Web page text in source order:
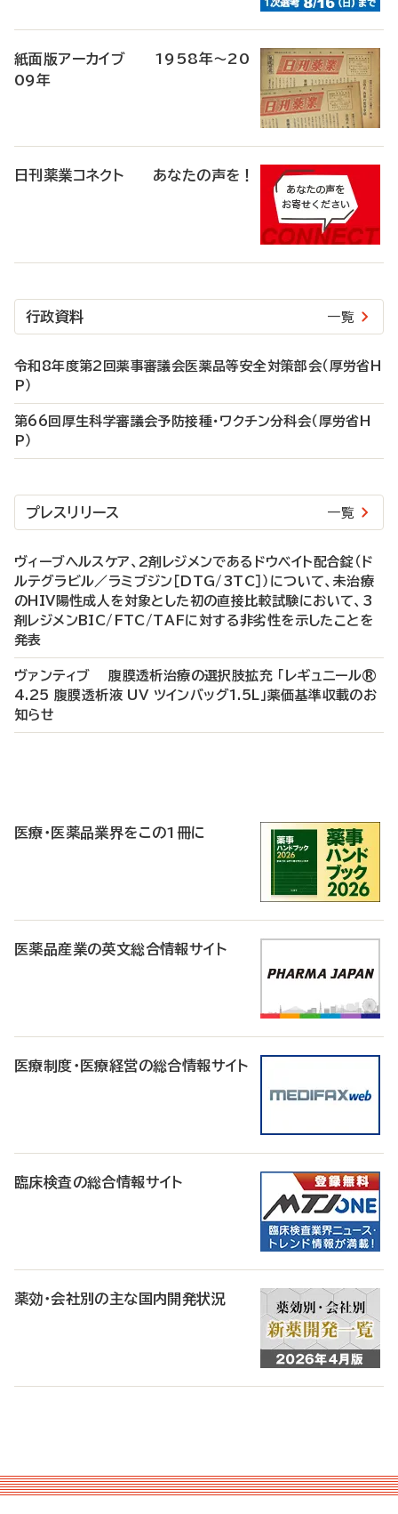
紙面版アーカイブ 1958年～20
09年
日刊薬業コネクト あなたの声を！
行政資料 一覧
令和8年度第2回薬事審議会医薬品等安全対策部会（厚労省H
P）
第66回厚生科学審議会予防接種・ワクチン分科会（厚労省H
P）
プレスリリース 一覧
ヴィーブヘルスケア、2剤レジメンであるドウベイト配合錠（ド
ルテグラビル／ラミブジン［DTG/3TC］）について、未治療
のHIV陽性成人を対象とした初の直接比較試験において、3
剤レジメンBIC/FTC/TAFに対する非劣性を示したことを
発表
ヴァンティブ 腹膜透析治療の選択肢拡充 「レギュニール®
4.25 腹膜透析液 UV ツインバッグ1.5L」薬価基準収載のお
知らせ
医療・医薬品業界をこの1冊に
医薬品産業の英文総合情報サイト
医療制度・医療経営の総合情報サイト
臨床検査の総合情報サイト
薬効・会社別の主な国内開発状況